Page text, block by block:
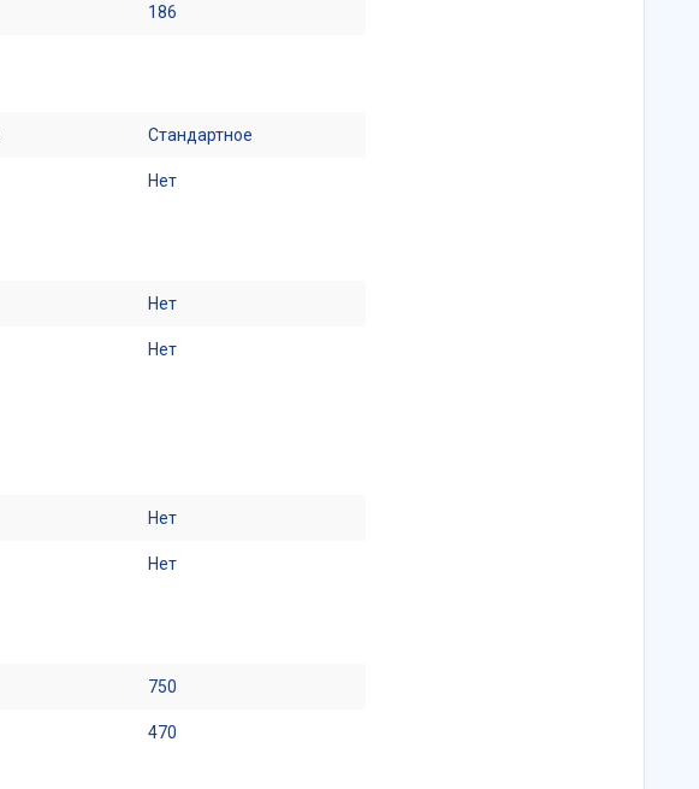
186
Стандартное
Нет
Нет
Нет
Нет
Нет
750
470